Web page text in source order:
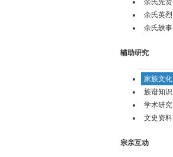
余氏先贤
余氏英烈
余氏轶事
辅助研究
家族文化
族谱知识
学术研究
文史资料
宗亲互动